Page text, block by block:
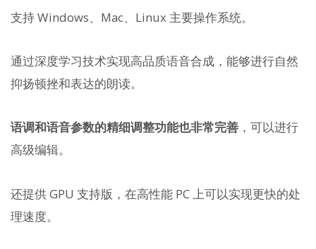
支持 Windows、Mac、Linux 主要操作系统。
通过深度学习技术实现高品质语音合成，能够进行自然
抑扬顿挫和表达的朗读。
语调和语音参数的精细调整功能也非常完善 ，可以进行
高级编辑。
还提供 GPU 支持版，在高性能 PC 上可以实现更快的处
理速度。